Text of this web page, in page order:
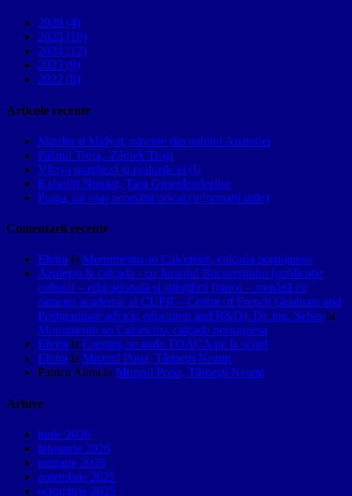
2026 (4)
2025 (10)
2024 (12)
2023 (9)
2022 (8)
Articole recente
Mardin și Midyat, născute din nahitul Anatoliei
Palatul Troja, Zámek Troja
Vltava pragheză și podurile ei (I)
Kalaallit Nunaat, Țara Groenlandezilor
Praga, un oraș accesibil oricui (informații utile)
Comentarii recente
Elvira la Monumento ao Calceteiro, calçada portuguesa
Azulejos & calçada - cu Jurnalul Bucureștiului (publicație
cultural – educațională și științifică franco – română cu
caracter academic al CUFR – Centre of French Graduate and
Postgraduate advice, education and R&D). Dr. ing. Sebas la
Monumento ao Calceteiro, calçada portuguesa
Elvira la Creştini, se aude TOACA pe la schit!
Elvira la Muzeul Popa, Târpeşti Neamţ
Panica Alina la Muzeul Popa, Târpeşti Neamţ
Arhive
iunie 2026
februarie 2026
ianuarie 2026
noiembrie 2025
octombrie 2025